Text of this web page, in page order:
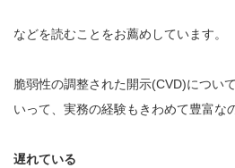
などを読むことをお薦めしています。
脆弱性の調整された開示(CVD)につい
いって、実務の経験もきわめて豊富な
遅れている